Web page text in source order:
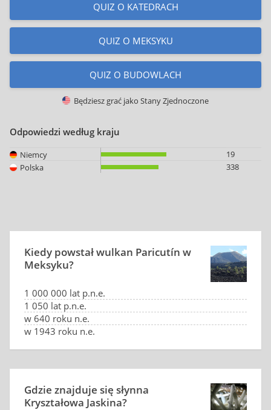
QUIZ O KATEDRACH
QUIZ O MEKSYKU
QUIZ O BUDOWLACH
Będziesz grać jako Stany Zjednoczone
Odpowiedzi według kraju
Niemcy
19
Polska
338
Kiedy powstał wulkan Paricutín w
Meksyku?
1 000 000 lat p.n.e.
1 050 lat p.n.e.
w 640 roku n.e.
w 1943 roku n.e.
Gdzie znajduje się słynna
Kryształowa Jaskina?